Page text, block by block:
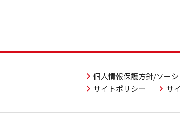
個人情報保護方針/ソー
サイトポリシー
サ